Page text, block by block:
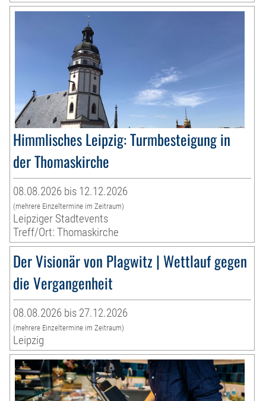
Himmlisches Leipzig: Turmbesteigung in
der Thomaskirche
08.08.2026 bis 12.12.2026
(mehrere Einzeltermine im Zeitraum)
Leipziger Stadtevents
Treff/Ort: Thomaskirche
Der Visionär von Plagwitz | Wettlauf gegen
die Vergangenheit
08.08.2026 bis 27.12.2026
(mehrere Einzeltermine im Zeitraum)
Leipzig